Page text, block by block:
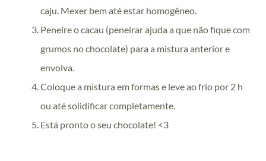
caju. Mexer bem até estar homogêneo.
Peneire o cacau (peneirar ajuda a que não fique com
grumos no chocolate) para a mistura anterior e
envolva.
Coloque a mistura em formas e leve ao frio por 2 h
ou até solidificar completamente.
Está pronto o seu chocolate! <3